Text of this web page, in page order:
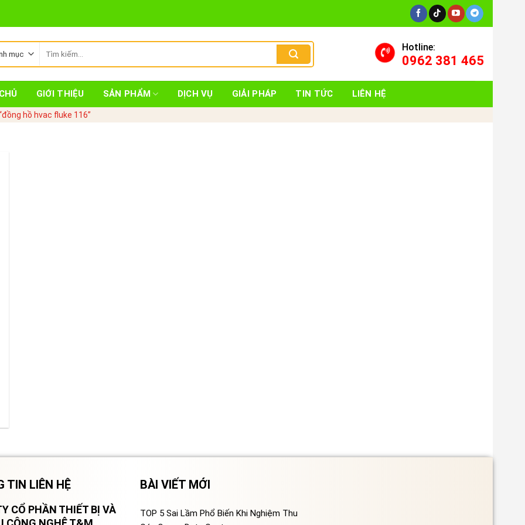
kiếm:
Hotline:
0962 381 465
GIỚI THIỆU SẢN PHẨM DỊCH VỤ GIẢI PHÁP TIN TỨC LIÊN HỆ
hồ hvac fluke 116”
TIN LIÊN HỆ
CỔ PHẦN THIẾT BỊ VÀ
BÀI VIẾT MỚI
TOP 5 Sai Lầm Phổ Biến Khi Nghiệm Thu